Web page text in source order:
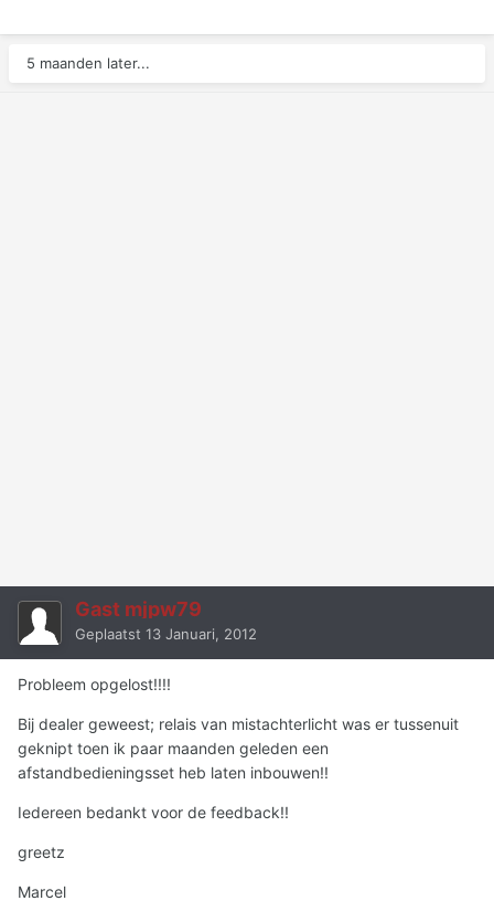
5 maanden later...
Gast mjpw79
Geplaatst 13 Januari, 2012
Probleem opgelost!!!!
Bij dealer geweest; relais van mistachterlicht was er tussenuit
geknipt toen ik paar maanden geleden een
afstandbedieningsset heb laten inbouwen!!
Iedereen bedankt voor de feedback!!
greetz
Marcel